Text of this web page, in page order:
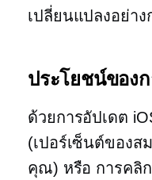
เปลี่ยนแปลงอย่า
ประโยชน์ของ
ด้วยการอัปเดต
(เปอร์เซ็นต์ของส
คุณ) หรือ การคลิ